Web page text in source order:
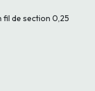
fil de section 0,25